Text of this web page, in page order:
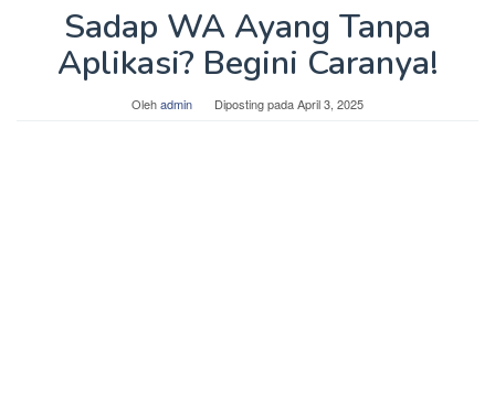
Sadap WA Ayang Tanpa
Aplikasi? Begini Caranya!
Olehadmin Diposting padaApril 3, 2025